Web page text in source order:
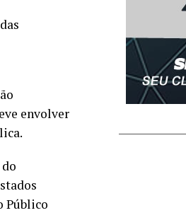
envolver
Público